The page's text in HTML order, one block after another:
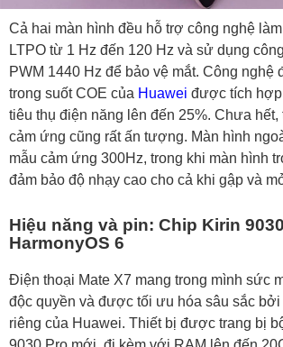
Cả hai màn hình đều hỗ trợ công nghệ
LTPO từ 1 Hz đến 120 Hz và sử dụng
PWM 1440 Hz để bảo vệ mắt. Công nghệ
trong suốt COE của Huawei được tích
tiêu thụ điện năng lên đến 25%. Chưa hết,
cảm ứng cũng rất ấn tượng. Màn hình
mẫu cảm ứng 300Hz, trong khi màn hình
đảm bảo độ nhạy cao cho cả khi gập và
Hiệu năng và pin: Chip Kirin
HarmonyOS 6
Điện thoại Mate X7 mang trong mình sức
độc quyền và được tối ưu hóa sâu sắc bởi
riêng của Huawei. Thiết bị được trang bị